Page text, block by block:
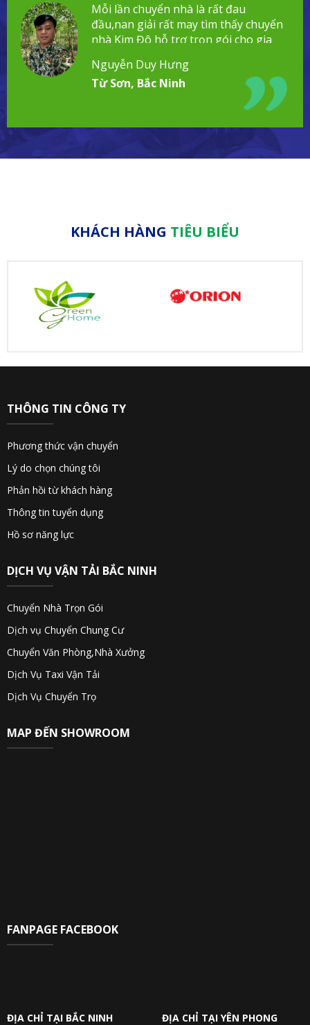
Mỗi lần chuyển nhà là rất đau
đầu,nan giải rất may tìm thấy chuyển
nhà Kim Đô hỗ trợ trọn gói cho gia
Nguyễn Duy Hưng
Từ Sơn, Bắc Ninh
KHÁCH HÀNG TIÊU BIỂU
THÔNG TIN CÔNG TY
Phương thức vận chuyển
Lý do chọn chúng tôi
Phản hồi từ khách hàng
Thông tin tuyển dụng
Hồ sơ năng lực
DỊCH VỤ VẬN TẢI BẮC NINH
Chuyển Nhà Trọn Gói
Dịch vụ Chuyển Chung Cư
Chuyển Văn Phòng,Nhà Xưởng
Dịch Vụ Taxi Vận Tải
Dịch Vụ Chuyển Trọ
MAP ĐẾN SHOWROOM
FANPAGE FACEBOOK
ĐỊA CHỈ TẠI BẮC NINH ĐỊA CHỈ TẠI YÊN PHONG